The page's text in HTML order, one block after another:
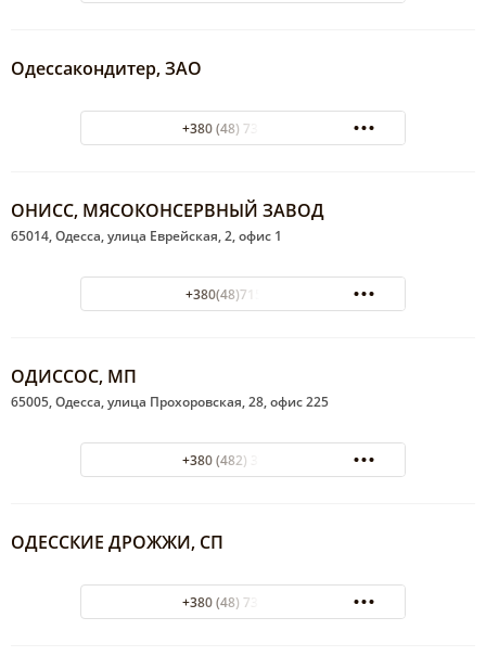
Одессакондитер, ЗАО
+380 (48) 738-40-80
ОНИСС, МЯСОКОНСЕРВНЫЙ ЗАВОД
65014, Одесса, улица Еврейская, 2, офис 1
+380(48)715-54-23
ОДИССОС, МП
65005, Одесса, улица Прохоровская, 28, офис 225
+380 (482) 37-32-16
ОДЕССКИЕ ДРОЖЖИ, СП
+380 (48) 733-58-98